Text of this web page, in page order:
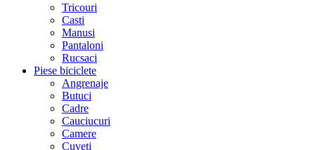
Tricouri
Casti
Manusi
Pantaloni
Rucsaci
Piese biciclete
Angrenaje
Butuci
Cadre
Cauciucuri
Camere
Cuveti